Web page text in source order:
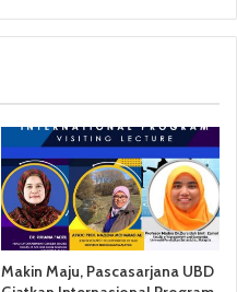
Makin Maju, Pascasarjana UBD